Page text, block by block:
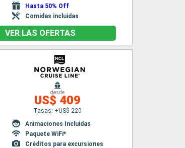
Hasta 50% Off
Comidas incluidas
VER LAS OFERTAS
desde
US$ 409
Tasas: +US$ 220
Animaciones Incluidas
Paquete WiFi*
Créditos para excursiones